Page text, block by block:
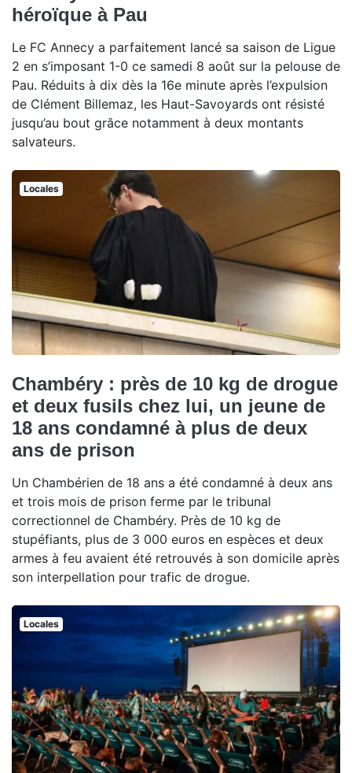
héroïque à Pau
Le FC Annecy a parfaitement lancé sa saison de Ligue
2 en s’imposant 1-0 ce samedi 8 août sur la pelouse de
Pau. Réduits à dix dès la 16e minute après l’expulsion
de Clément Billemaz, les Haut-Savoyards ont résisté
jusqu’au bout grâce notamment à deux montants
salvateurs.
Locales
Chambéry : près de 10 kg de drogue
et deux fusils chez lui, un jeune de
18 ans condamné à plus de deux
ans de prison
Un Chambérien de 18 ans a été condamné à deux ans
et trois mois de prison ferme par le tribunal
correctionnel de Chambéry. Près de 10 kg de
stupéfiants, plus de 3 000 euros en espèces et deux
armes à feu avaient été retrouvés à son domicile après
son interpellation pour trafic de drogue.
Locales